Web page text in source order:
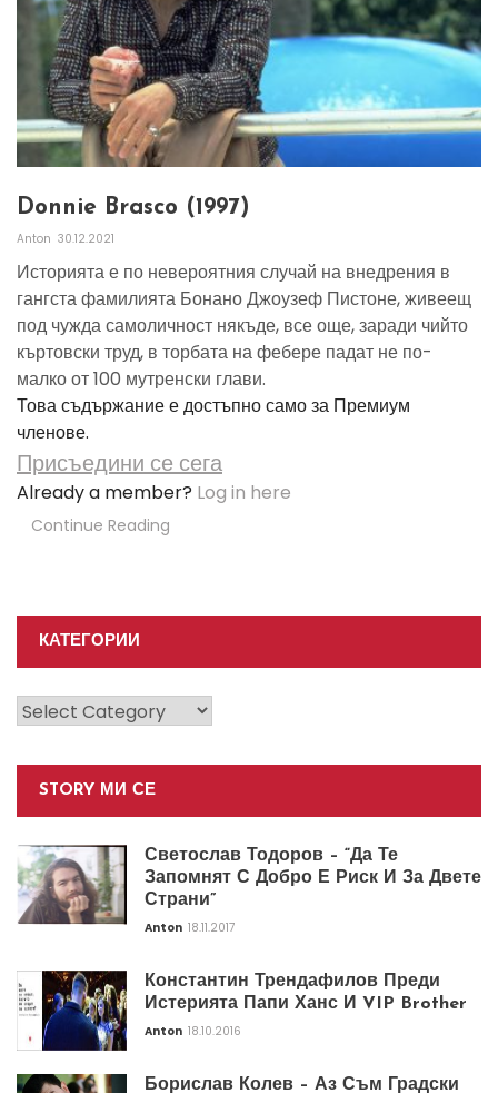
Donnie Brasco (1997)
Anton 30.12.2021
Историята е по невероятния случай на внедрения в
гангста фамилията Бонано Джоузеф Пистоне, живеещ
под чужда самоличност някъде, все още, заради чийто
къртовски труд, в торбата на фебере падат не по-
малко от 100 мутренски глави.
Това съдържание е достъпно само за Премиум
членове.
Присъедини се сега
Already a member? Log in here
Continue Reading
КАТЕГОРИИ
Категории
STORY МИ СЕ
Светослав Тодоров – “Да Те
Запомнят С Добро Е Риск И За Двете
Страни”
Anton 18.11.2017
Константин Трендафилов Преди
Истерията Папи Ханс И VIP Brother
Anton 18.10.2016
Борислав Колев – Аз Съм Градски